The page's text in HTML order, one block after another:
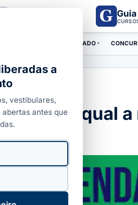
CURSOS COM CERTIFICADO ▾
direito, qual
de leitura
a
vestibulares,
antes que